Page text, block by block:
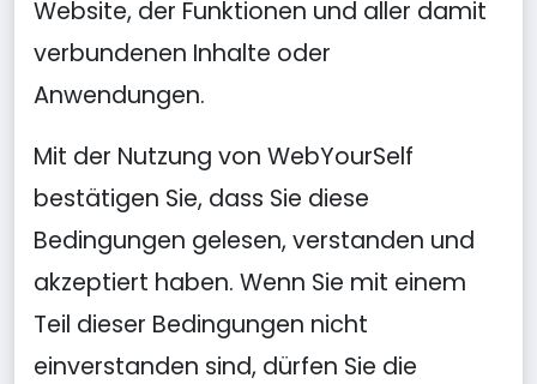
Website, der Funktionen und aller damit
verbundenen Inhalte oder
Anwendungen.
Mit der Nutzung von WebYourSelf
bestätigen Sie, dass Sie diese
Bedingungen gelesen, verstanden und
akzeptiert haben. Wenn Sie mit einem
Teil dieser Bedingungen nicht
einverstanden sind, dürfen Sie die